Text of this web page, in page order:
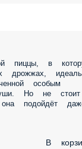
в которую
с
с коньяком
алкоголя в пицце